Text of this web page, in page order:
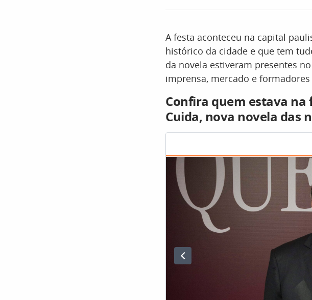
A festa aconteceu na capital
histórico da cidade e que tem
da novela estiveram presentes
imprensa, mercado e
Confira quem estava na
Cuida, nova novela das